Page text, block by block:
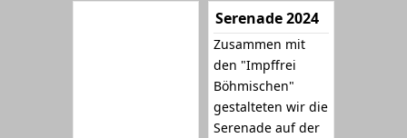
Serenade 2024
Zusammen mit
den "Impffrei
Böhmischen"
gestalteten wir die
Serenade auf der